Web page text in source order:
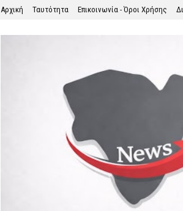
Αρχική Ταυτότητα Επικοινωνία - Όροι Χρήσης